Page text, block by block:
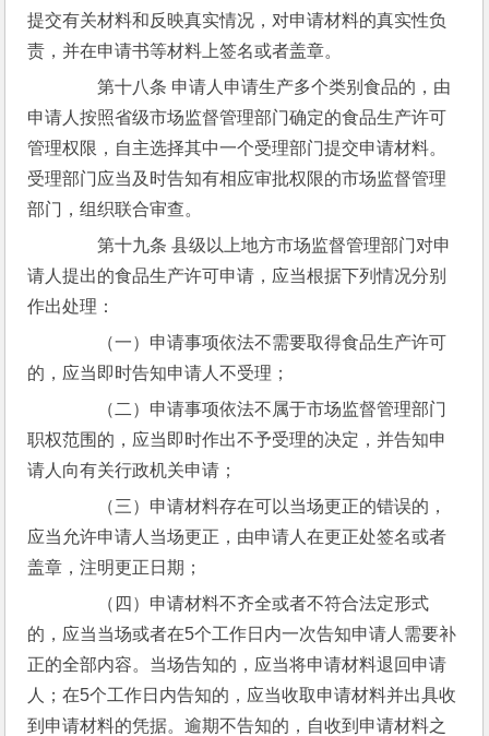
提交有关材料和反映真实情况，对申请材料的真实性负
责，并在申请书等材料上签名或者盖章。
第十八条 申请人申请生产多个类别食品的，由
申请人按照省级市场监督管理部门确定的食品生产许可
管理权限，自主选择其中一个受理部门提交申请材料。
受理部门应当及时告知有相应审批权限的市场监督管理
部门，组织联合审查。
第十九条 县级以上地方市场监督管理部门对申
请人提出的食品生产许可申请，应当根据下列情况分别
作出处理：
（一）申请事项依法不需要取得食品生产许可
的，应当即时告知申请人不受理；
（二）申请事项依法不属于市场监督管理部门
职权范围的，应当即时作出不予受理的决定，并告知申
请人向有关行政机关申请；
（三）申请材料存在可以当场更正的错误的，
应当允许申请人当场更正，由申请人在更正处签名或者
盖章，注明更正日期；
（四）申请材料不齐全或者不符合法定形式
的，应当当场或者在5个工作日内一次告知申请人需要补
正的全部内容。当场告知的，应当将申请材料退回申请
人；在5个工作日内告知的，应当收取申请材料并出具收
到申请材料的凭据。逾期不告知的，自收到申请材料之